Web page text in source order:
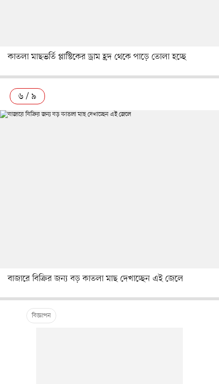
কাতলা মাছভর্তি প্লাস্টিকের ড্রাম হ্রদ থেকে পাড়ে তোলা হচ্ছে
৬ / ৯
বাজারে বিক্রির জন্য বড় কাতলা মাছ দেখাচ্ছেন এই জেলে